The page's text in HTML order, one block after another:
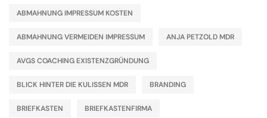
ABMAHNUNG IMPRESSUM KOSTEN
ABMAHNUNG VERMEIDEN IMPRESSUM ANJA PETZOLD MDR
AVGS COACHING EXISTENZGRÜNDUNG
BLICK HINTER DIE KULISSEN MDR BRANDING
BRIEFKASTEN BRIEFKASTENFIRMA